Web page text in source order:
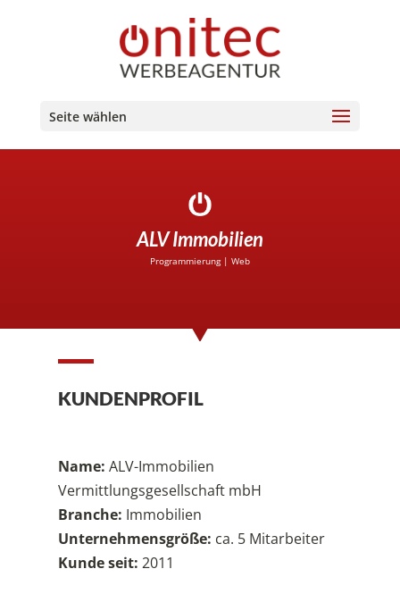
Seite wählen
ALV Immobilien
Programmierung| Web
KUNDENPROFIL
Name: ALV-Immobilien
Vermittlungsgesellschaft mbH
Branche: Immobilien
Unternehmensgröße: ca. 5 Mitarbeiter
Kunde seit: 2011